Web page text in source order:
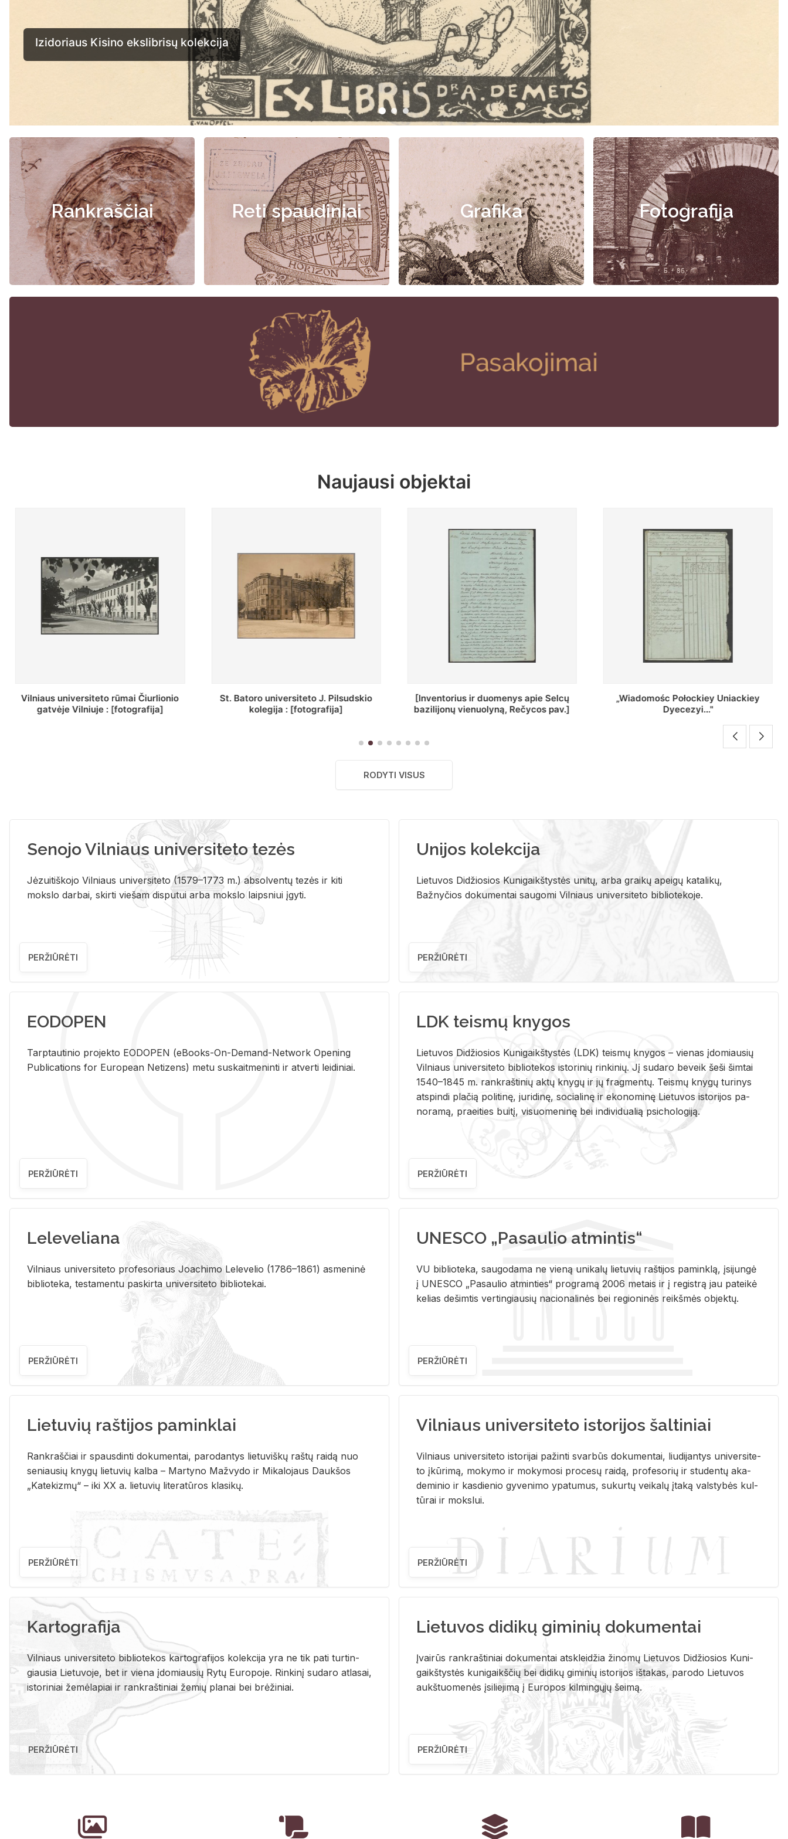
Rankraščiai Reti spaudiniai Grafika Fotografija
Naujausi objektai
St. Batoro universiteto J. Pilsudskio
kolegija : [fotografija]
[Inventorius ir duomenys apie Selcų
bazilijonų vienuolyną, Rečycos pav.]
„Wiadomośc Połockiey Uniackiey
Dyecezyi..."
Regestr Parochow Dekanatu
Brzeskiego
RODYTI VISUS
Senojo Vilniaus universiteto tezės
Jėzuitiškojo Vilniaus universiteto (1579–1773 m.) absolventų tezės ir kiti
mokslo darbai, skirti viešam disputui arba mokslo laipsniui įgyti.
PERŽIŪRĖTI
Unijos kolekcija
Lietuvos Didžiosios Kunigaikštystės unitų, arba graikų apeigų katalikų,
Bažnyčios dokumentai saugomi Vilniaus universiteto bibliotekoje.
PERŽIŪRĖTI
EODOPEN
Tarp­tau­ti­nio pro­jek­to EO­DO­PEN (eBo­oks-On-De­mand-Ne­twork Ope­ning
Pub­li­ca­tions for Eu­ro­pe­an Ne­ti­zens) metu su­skait­me­nin­ti ir at­ver­ti lei­di­niai.
PERŽIŪRĖTI
LDK teismų knygos
Lie­tu­vos Di­džio­sios Ku­ni­gaikš­tys­tės (LDK) teis­mų kny­gos – vie­nas įdo­miau­sių
Vil­niaus uni­ver­si­te­to bi­b­lio­te­kos is­to­ri­nių rin­ki­nių. Jį su­da­ro be­veik šeši šim­tai
1540–1845 m. rank­raš­ti­nių aktų kny­gų ir jų frag­men­tų. Teis­mų kny­gų tu­ri­nys
at­spin­di pla­čią po­li­ti­nę, ju­ri­di­nę, so­cia­li­nę ir eko­no­mi­nę Lie­tu­vos is­to­ri­jos pa­
no­ra­mą, pra­ei­ties bui­tį, vi­suo­me­ni­nę bei in­di­vi­dua­lią psi­cho­lo­gi­ją.
PERŽIŪRĖTI
Leleveliana
Vil­niaus uni­ver­si­te­to pro­fe­so­riaus Jo­a­chi­mo Le­le­ve­lio (1786–1861) as­me­ni­nė
bi­b­lio­te­ka, te­sta­men­tu pa­skir­ta uni­ver­si­te­to bi­b­lio­te­kai.
PERŽIŪRĖTI
UNESCO „Pasaulio atmintis“
VU biblioteka, saugodama ne vieną unikalų lietuvių raštijos paminklą, įsijungė
į UNESCO „Pasaulio atminties“ programą 2006 metais ir į registrą jau pateikė
kelias dešimtis vertingiausių nacionalinės bei regioninės reikšmės objektų.
PERŽIŪRĖTI
Lietuvių raštijos paminklai
Rank­raš­čiai ir spaus­din­ti do­ku­men­tai, pa­ro­dan­tys lie­tu­viš­kų raš­tų rai­dą nuo
se­niau­sių kny­gų lie­tu­vių kal­ba – Mar­ty­no Ma­žvy­do ir Mi­ka­lo­jaus Dauk­šos
„Ka­te­kiz­mų“ – iki XX a. lie­tu­vių li­te­ra­tū­ros kla­si­kų.
PERŽIŪRĖTI
Vilniaus universiteto istorijos šaltiniai
Vil­niaus uni­ver­si­te­to is­to­ri­jai pa­žin­ti svar­būs do­ku­men­tai, liu­di­jan­tys uni­ver­si­te­
to įkū­ri­mą, mo­ky­mo ir mo­ky­mo­si pro­ce­sų rai­dą, pro­fe­so­rių ir stu­den­tų aka­
de­mi­nio ir kas­die­nio gy­ve­ni­mo ypa­tu­mus, su­kur­tų vei­ka­lų įta­ką vals­ty­bės kul­
tū­rai ir moks­lui.
PERŽIŪRĖTI
Kartografija
Vil­niaus uni­ver­si­te­to bi­b­lio­te­kos kar­to­gra­fi­jos ko­lek­ci­ja yra ne tik pati tur­tin­
giau­sia Lie­tu­vo­je, bet ir vie­na įdo­miau­sių Rytų Eu­ro­po­je. Rin­ki­nį su­da­ro at­la­sai,
is­to­ri­niai že­mė­la­piai ir rank­raš­ti­niai že­mių pla­nai bei brė­ži­niai.
PERŽIŪRĖTI
Lietuvos didikų giminių dokumentai
Įvai­rūs rank­raš­ti­niai do­ku­men­tai at­sklei­džia ži­no­mų Lie­tu­vos Di­džio­sios Ku­ni­
gaikš­tys­tės ku­ni­gaikš­čių bei di­di­kų gi­mi­nių is­to­ri­jos iš­ta­kas, pa­ro­do Lie­tu­vos
aukš­tuo­me­nės įsi­lie­ji­mą į Eu­ro­pos kil­min­gų­jų šei­mą.
PERŽIŪRĖTI